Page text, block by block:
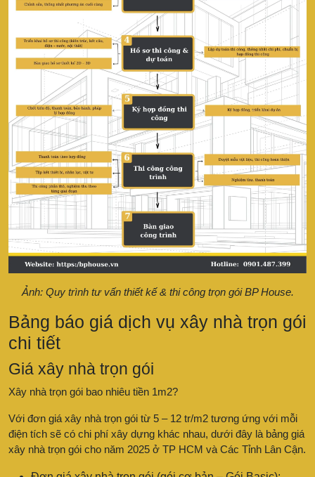
Ảnh: Quy trình tư vấn thiết kế & thi công trọn gói BP House.
Bảng báo giá dịch vụ xây nhà trọn gói
chi tiết
Giá xây nhà trọn gói
Xây nhà trọn gói bao nhiêu tiền 1m2?
Với đơn giá xây nhà trọn gói từ 5 – 12 tr/m2 tương ứng với mỗi
điện tích sẽ có chi phí xây dựng khác nhau, dưới đây là bảng giá
xây nhà trọn gói cho năm 2025 ở TP HCM và Các Tỉnh Lân Cận.